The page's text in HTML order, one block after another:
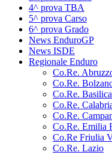
4^ prova TBA
5^ prova Carso
6^ prova Grado
News EnduroGP
News ISDE
Regionale Enduro
Co.Re.
Co.Re.
Co.Re.
Co.Re.
Co.Re.
Co.Re. Emilia
Co.Re Friulia
Co.Re. Lazio